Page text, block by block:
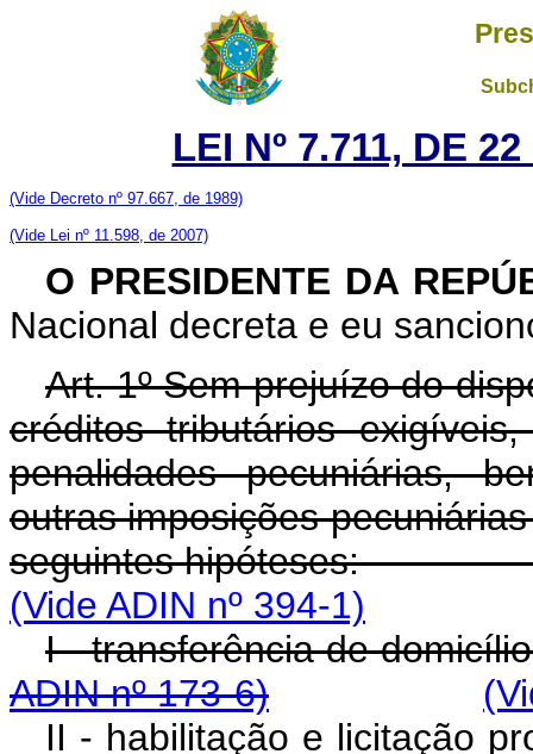
LEI Nº 7.711, DE
(Vide Decreto nº 97.667, de 1989)
(Vide Lei nº 11.598, de 2007)
O PRESIDENTE DA
Nacional decreta e eu
Art. 1º Sem prejuízo do
créditos tributários
penalidades pecuniárias,
outras imposições
seguintes
(Vide ADIN nº 394-1)
I - transferência de
ADIN nº 173-6)
II - habilitação e licitação